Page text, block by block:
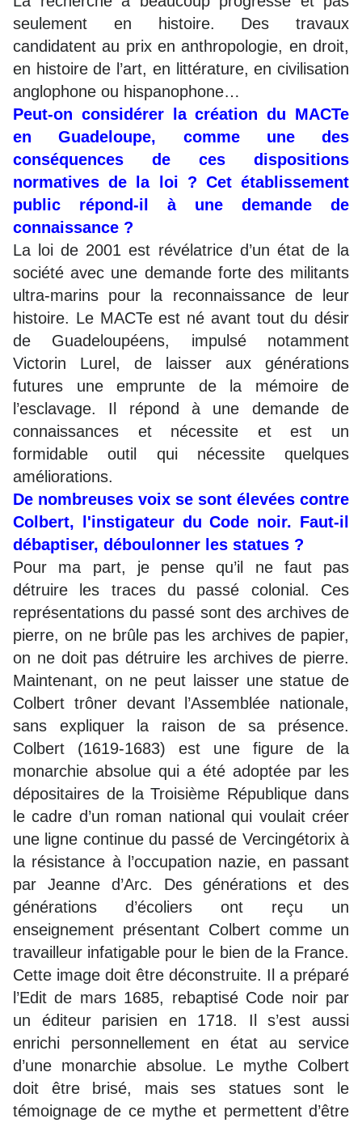
seulement en histoire. Des travaux
candidatent au prix en anthropologie, en droit,
en histoire de l’art, en littérature, en civilisation
anglophone ou hispanophone…
Peut-on considérer la création du MACTe
en Guadeloupe, comme une des
conséquences de ces dispositions
normatives de la loi ? Cet établissement
public répond-il à une demande de
connaissance ?
La loi de 2001 est révélatrice d’un état de la
société avec une demande forte des militants
ultra-marins pour la reconnaissance de leur
histoire. Le MACTe est né avant tout du désir
de Guadeloupéens, impulsé notamment
Victorin Lurel, de laisser aux générations
futures une emprunte de la mémoire de
l’esclavage. Il répond à une demande de
connaissances et nécessite et est un
formidable outil qui nécessite quelques
améliorations.
De nombreuses voix se sont élevées contre
Colbert, l'instigateur du Code noir. Faut-il
débaptiser, déboulonner les statues ?
Pour ma part, je pense qu’il ne faut pas
détruire les traces du passé colonial. Ces
représentations du passé sont des archives de
pierre, on ne brûle pas les archives de papier,
on ne doit pas détruire les archives de pierre.
Maintenant, on ne peut laisser une statue de
Colbert trôner devant l’Assemblée nationale,
sans expliquer la raison de sa présence.
Colbert (1619-1683) est une figure de la
monarchie absolue qui a été adoptée par les
dépositaires de la Troisième République dans
le cadre d’un roman national qui voulait créer
une ligne continue du passé de Vercingétorix à
la résistance à l’occupation nazie, en passant
par Jeanne d’Arc. Des générations et des
générations d’écoliers ont reçu un
enseignement présentant Colbert comme un
travailleur infatigable pour le bien de la France.
Cette image doit être déconstruite. Il a préparé
l’Edit de mars 1685, rebaptisé Code noir par
un éditeur parisien en 1718. Il s’est aussi
enrichi personnellement en état au service
d’une monarchie absolue. Le mythe Colbert
doit être brisé, mais ses statues sont le
témoignage de ce mythe et permettent d’être